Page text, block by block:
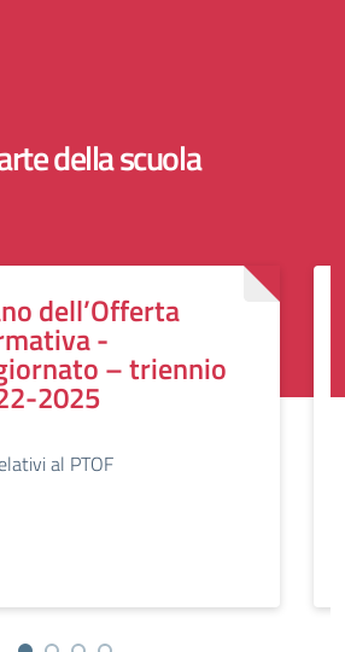
della scuola
dell’Offerta
-
– triennio
2025
al PTOF